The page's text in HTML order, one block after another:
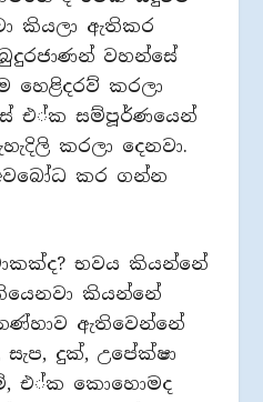
කියලා ඇතිකර
වහන්සේ
කරලා
එ්ක සම්පූර්ණයෙන්
කරලා දෙනවා.
කර ගන්න
භවය කියන්නේ
කියන්නේ
ඇතිවෙන්නේ
දුක්, උපේක්ෂා
එ්ක කොහොමද